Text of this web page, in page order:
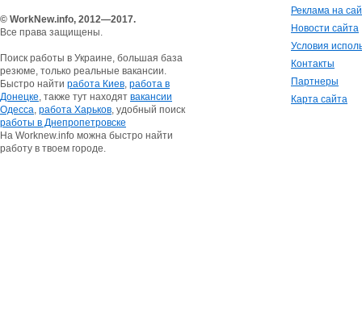
© WorkNew.info, 2012—2017.
Все права защищены.
Поиск работы в Украине, большая база
резюме, только реальные вакансии.
Быстро найти работа Киев, работа в
Донецке, также тут находят вакансии
Одесса, работа Харьков, удобный поиск
работы в Днепропетровске
На Worknew.info можна быстро найти
работу в твоем городе.
Реклама на
Новости сайта
Условия
Контакты
Партнеры
Карта сайта